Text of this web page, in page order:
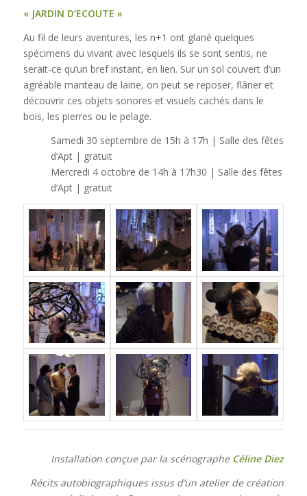
« JARDIN D’ECOUTE »
Au fil de leurs aventures, les n+1 ont glané quelques
spécimens du vivant avec lesquels ils se sont sentis, ne
serait-ce qu’un bref instant, en lien. Sur un sol couvert d’un
agréable manteau de laine, on peut se reposer, flâner et
découvrir ces objets sonores et visuels cachés dans le
bois, les pierres ou le pelage.
Samedi 30 septembre de 15h à 17h | Salle des fêtes
d’Apt | gratuit
Mercredi 4 octobre de 14h à 17h30 | Salle des fêtes
d’Apt | gratuit
Installation conçue par la scénographe Céline Diez
Récits autobiographiques issus d’un atelier de création